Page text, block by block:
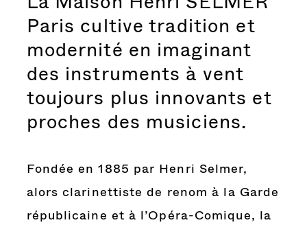
Paris cultive tradition et
modernité en imaginant
des instruments à vent
toujours plus innovants et
proches des musiciens.
Fondée en 1885 par Henri Selmer,
alors clarinettiste de renom à la Garde
républicaine et à l’Opéra-Comique, la